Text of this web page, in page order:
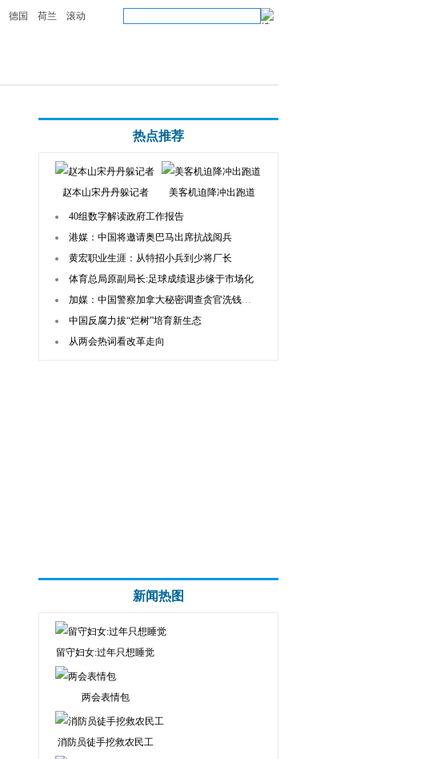
德国 荷兰 滚动
热点推荐
赵本山宋丹丹躲记者 美客机迫降冲出跑道
40组数字解读政府工作报告
港媒：中国将邀请奥巴马出席抗战阅兵
黄宏职业生涯：从特招小兵到少将厂长
体育总局原副局长:足球成绩退步缘于市场化
加媒：中国警察加拿大秘密调查贪官洗钱房产
中国反腐力拔“烂树”培育新生态
从两会热词看改革走向
新闻热图
留守妇女:过年只想睡觉
两会表情包
消防员徒手挖救农民工